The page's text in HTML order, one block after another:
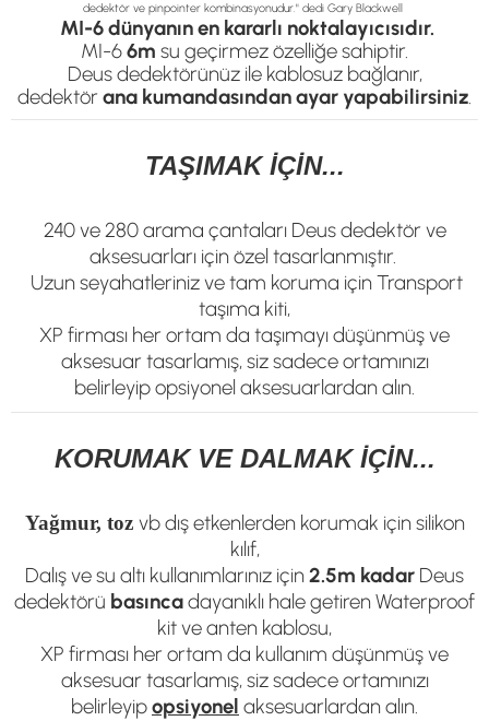
dedektör ve pinpointer kombinasyonudur." dedi Gary Blackwell
MI-6 dünyanın en kararlı noktalayıcısıdır.
MI-66m su geçirmez özelliğe sahiptir.
Deus dedektörünüz ile kablosuz bağlanır,
dedektör ana kumandasından ayar yapabilirsiniz.
TAŞIMAK İÇİN...
240 ve 280 arama çantaları Deus dedektör ve
aksesuarları için özel tasarlanmıştır.
Uzun seyahatleriniz ve tam koruma için Transport
taşıma kiti,
XP firması her ortam da taşımayı düşünmüş ve
aksesuar tasarlamış, siz sadece ortamınızı
belirleyipopsiyonelaksesuarlardan alın.
KORUMAK VE DALMAK İÇİN...
Yağmur, toz vb dış etkenlerden korumak için silikon
kılıf,
Dalış ve su altı kullanımlarınız için2.5m kadar Deus
dedektörü basıncadayanıklı hale getiren Waterproof
kit ve anten kablosu,
XP firması her ortam da kullanım düşünmüş ve
aksesuar tasarlamış, siz sadece ortamınızı
belirleyipopsiyonel aksesuarlardan alın.